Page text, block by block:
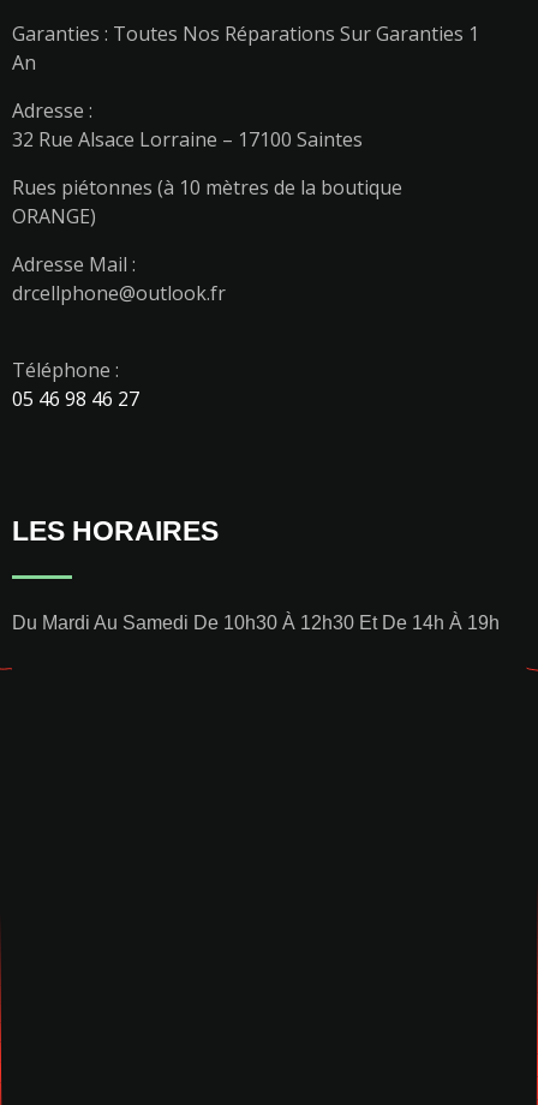
Garanties : Toutes Nos Réparations Sur Garanties 1
An
Adresse :
32 Rue Alsace Lorraine – 17100 Saintes
Rues piétonnes (à 10 mètres de la boutique
ORANGE)
Adresse Mail :
drcellphone@outlook.fr
Téléphone :
05 46 98 46 27
LES HORAIRES
Du Mardi Au Samedi De 10h30 À 12h30 Et De 14h À 19h